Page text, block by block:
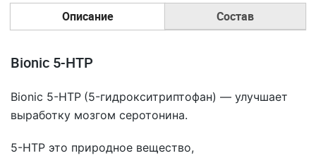
Описание Состав
Bionic 5-HTP
Bionic 5-HTP (5-гидрокситриптофан) — улучшает
выработку мозгом серотонина.
5-HTP это природное вещество,